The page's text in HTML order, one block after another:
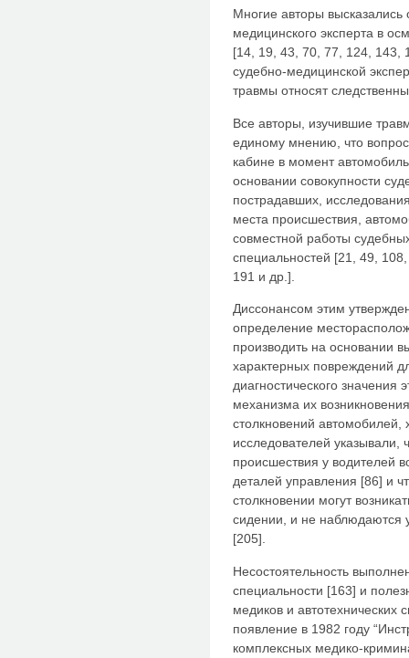
Многие авторы высказались
медицинского эксперта в
[14, 19, 43, 70, 77, 124,
судебно-медицинской
травмы относят
Все авторы, изучившие
единому мнению, что
кабине в момент
основании совокупности
пострадавших,
места происшествия,
совместной работы
специальностей [21, 49,
191 и др.].
Диссонансом этим
определение
производить на основании
характерных повреждений
диагностического значения
механизма их
столкновений
исследователей указывали,
происшествия у водителей
деталей управления [86] и
столкновении могут
сидении, и не наблюдаются
[205].
Несостоятельность
специальности [163] и
медиков и автотехнических
появление в 1982 году
комплексных медико-